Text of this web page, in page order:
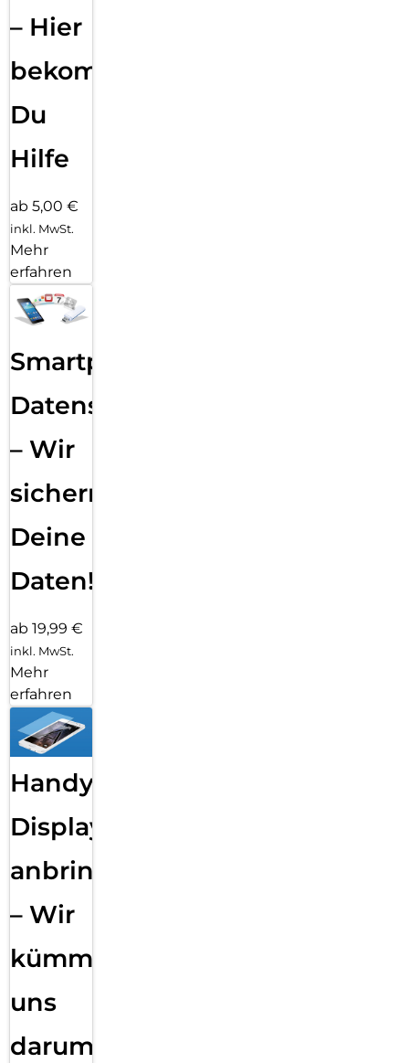
– Hier
bekommst
Du
Hilfe
ab 5,00 €
inkl. MwSt.
Mehr
erfahren
Smartphone
Datensicherung
– Wir
sichern
Deine
Daten!
ab 19,99 €
inkl. MwSt.
Mehr
erfahren
Handy
Displayfolie
anbringen
– Wir
kümmern
uns
darum!